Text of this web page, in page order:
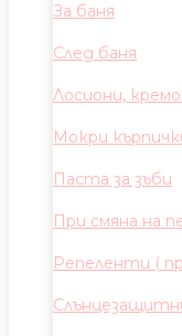
За баня
След баня
Лосиони,
Мокри
Паста за зъби
При смяна на
Репеленти (